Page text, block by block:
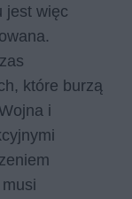
jest więc
które burzą
i